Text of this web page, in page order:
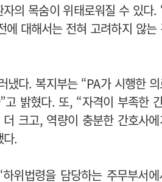
의 목숨이 위태로워질 수 있다.
대해서는 전혀 고려하지 않는
냈다. 복지부는 “PA가 시행한
밝혔다. 또, “자격이 부족한
크고, 역량이 충분한 간호사
.
위법령을 담당하는 주무부서